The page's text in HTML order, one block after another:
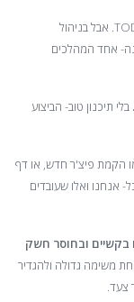
בדרך כלל יותר קל לנו לעבוד מול משימות מוגדרות. TODO-list. אבל בניהול
אחד המהלכים
בלי תיכנון טוב- הביצוע
הקמת פיצ'ר חדש, או דף
אנחנו ואלו שעובדים
בקשיים ובחוסר חשק
משימה גדולה ולהגדיר
צעד.